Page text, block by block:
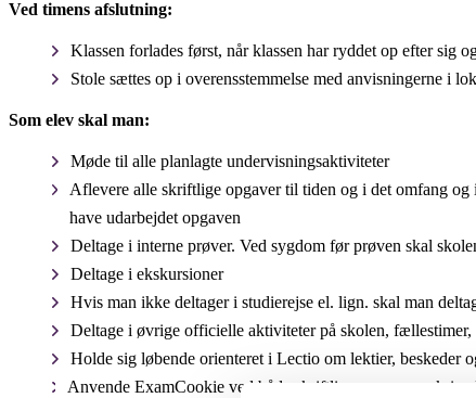
Ved timens afslutning:
Klassen forlades først, når klassen har ryddet op efter sig
Stole sættes op i overensstemmelse med anvisningerne i
Som elev skal man:
Møde til alle planlagte undervisningsaktiviteter
Aflevere alle skriftlige opgaver til tiden og i det omfang og
have udarbejdet opgaven
Deltage i interne prøver. Ved sygdom før prøven skal
Deltage i ekskursioner
Hvis man ikke deltager i studierejse el. lign. skal man
Deltage i øvrige officielle aktiviteter på skolen,
Holde sig løbende orienteret i Lectio om lektier, beskeder
Anvende ExamCookie ved både skriftlige prøver og